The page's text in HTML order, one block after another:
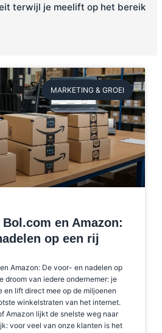
terwijl je meelift op het bereik
MARKETING & GROEI
en Amazon:
op een rij
Amazon: De voor- en nadelen op
droom van iedere ondernemer: je
en lift direct mee op de miljoenen
winkelstraten van het internet.
Amazon lijkt de snelste weg naar
voor veel van onze klanten is het